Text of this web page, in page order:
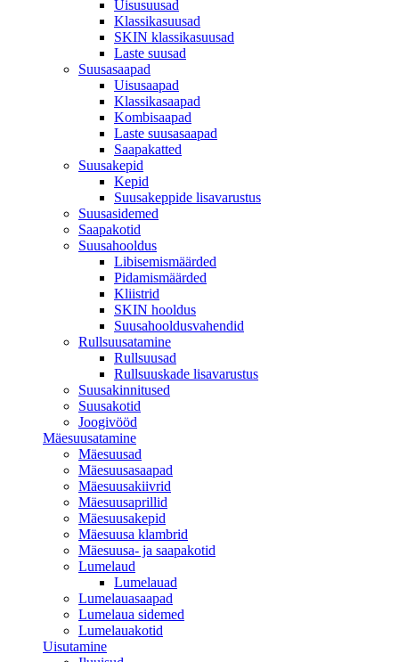
Uisusuusad
Klassikasuusad
SKIN klassikasuusad
Laste suusad
Suusasaapad
Uisusaapad
Klassikasaapad
Kombisaapad
Laste suusasaapad
Saapakatted
Suusakepid
Kepid
Suusakeppide lisavarustus
Suusasidemed
Saapakotid
Suusahooldus
Libisemismäärded
Pidamismäärded
Kliistrid
SKIN hooldus
Suusahooldusvahendid
Rullsuusatamine
Rullsuusad
Rullsuuskade lisavarustus
Suusakinnitused
Suusakotid
Joogivööd
Mäesuusatamine
Mäesuusad
Mäesuusasaapad
Mäesuusakiivrid
Mäesuusaprillid
Mäesuusakepid
Mäesuusa klambrid
Mäesuusa- ja saapakotid
Lumelaud
Lumelauad
Lumelauasaapad
Lumelaua sidemed
Lumelauakotid
Uisutamine